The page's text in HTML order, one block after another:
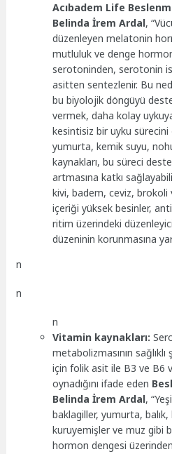
Acıbadem Life
Belinda İrem Ardal,
düzenleyen melatonin
mutluluk ve denge
serotoninden, serotonin
asitten sentezlenir. Bu
bu biyolojik döngüyü
vermek, daha kolay
kesintisiz bir uyku sürecini
yumurta, kemik suyu,
kaynakları, bu süreci
artmasına katkı
kivi, badem, ceviz,
içeriği yüksek besinler,
ritim üzerindeki
düzeninin korunmasına
n
n
n
Vitamin kaynakları:
metabolizmasının
için folik asit ile B3 ve B6
oynadığını ifade eden
Belinda İrem Ardal,
baklagiller, yumurta,
kuruyemişler ve muz gibi
hormon dengesi